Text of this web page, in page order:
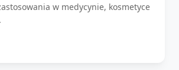
w medycynie, kosmetyce